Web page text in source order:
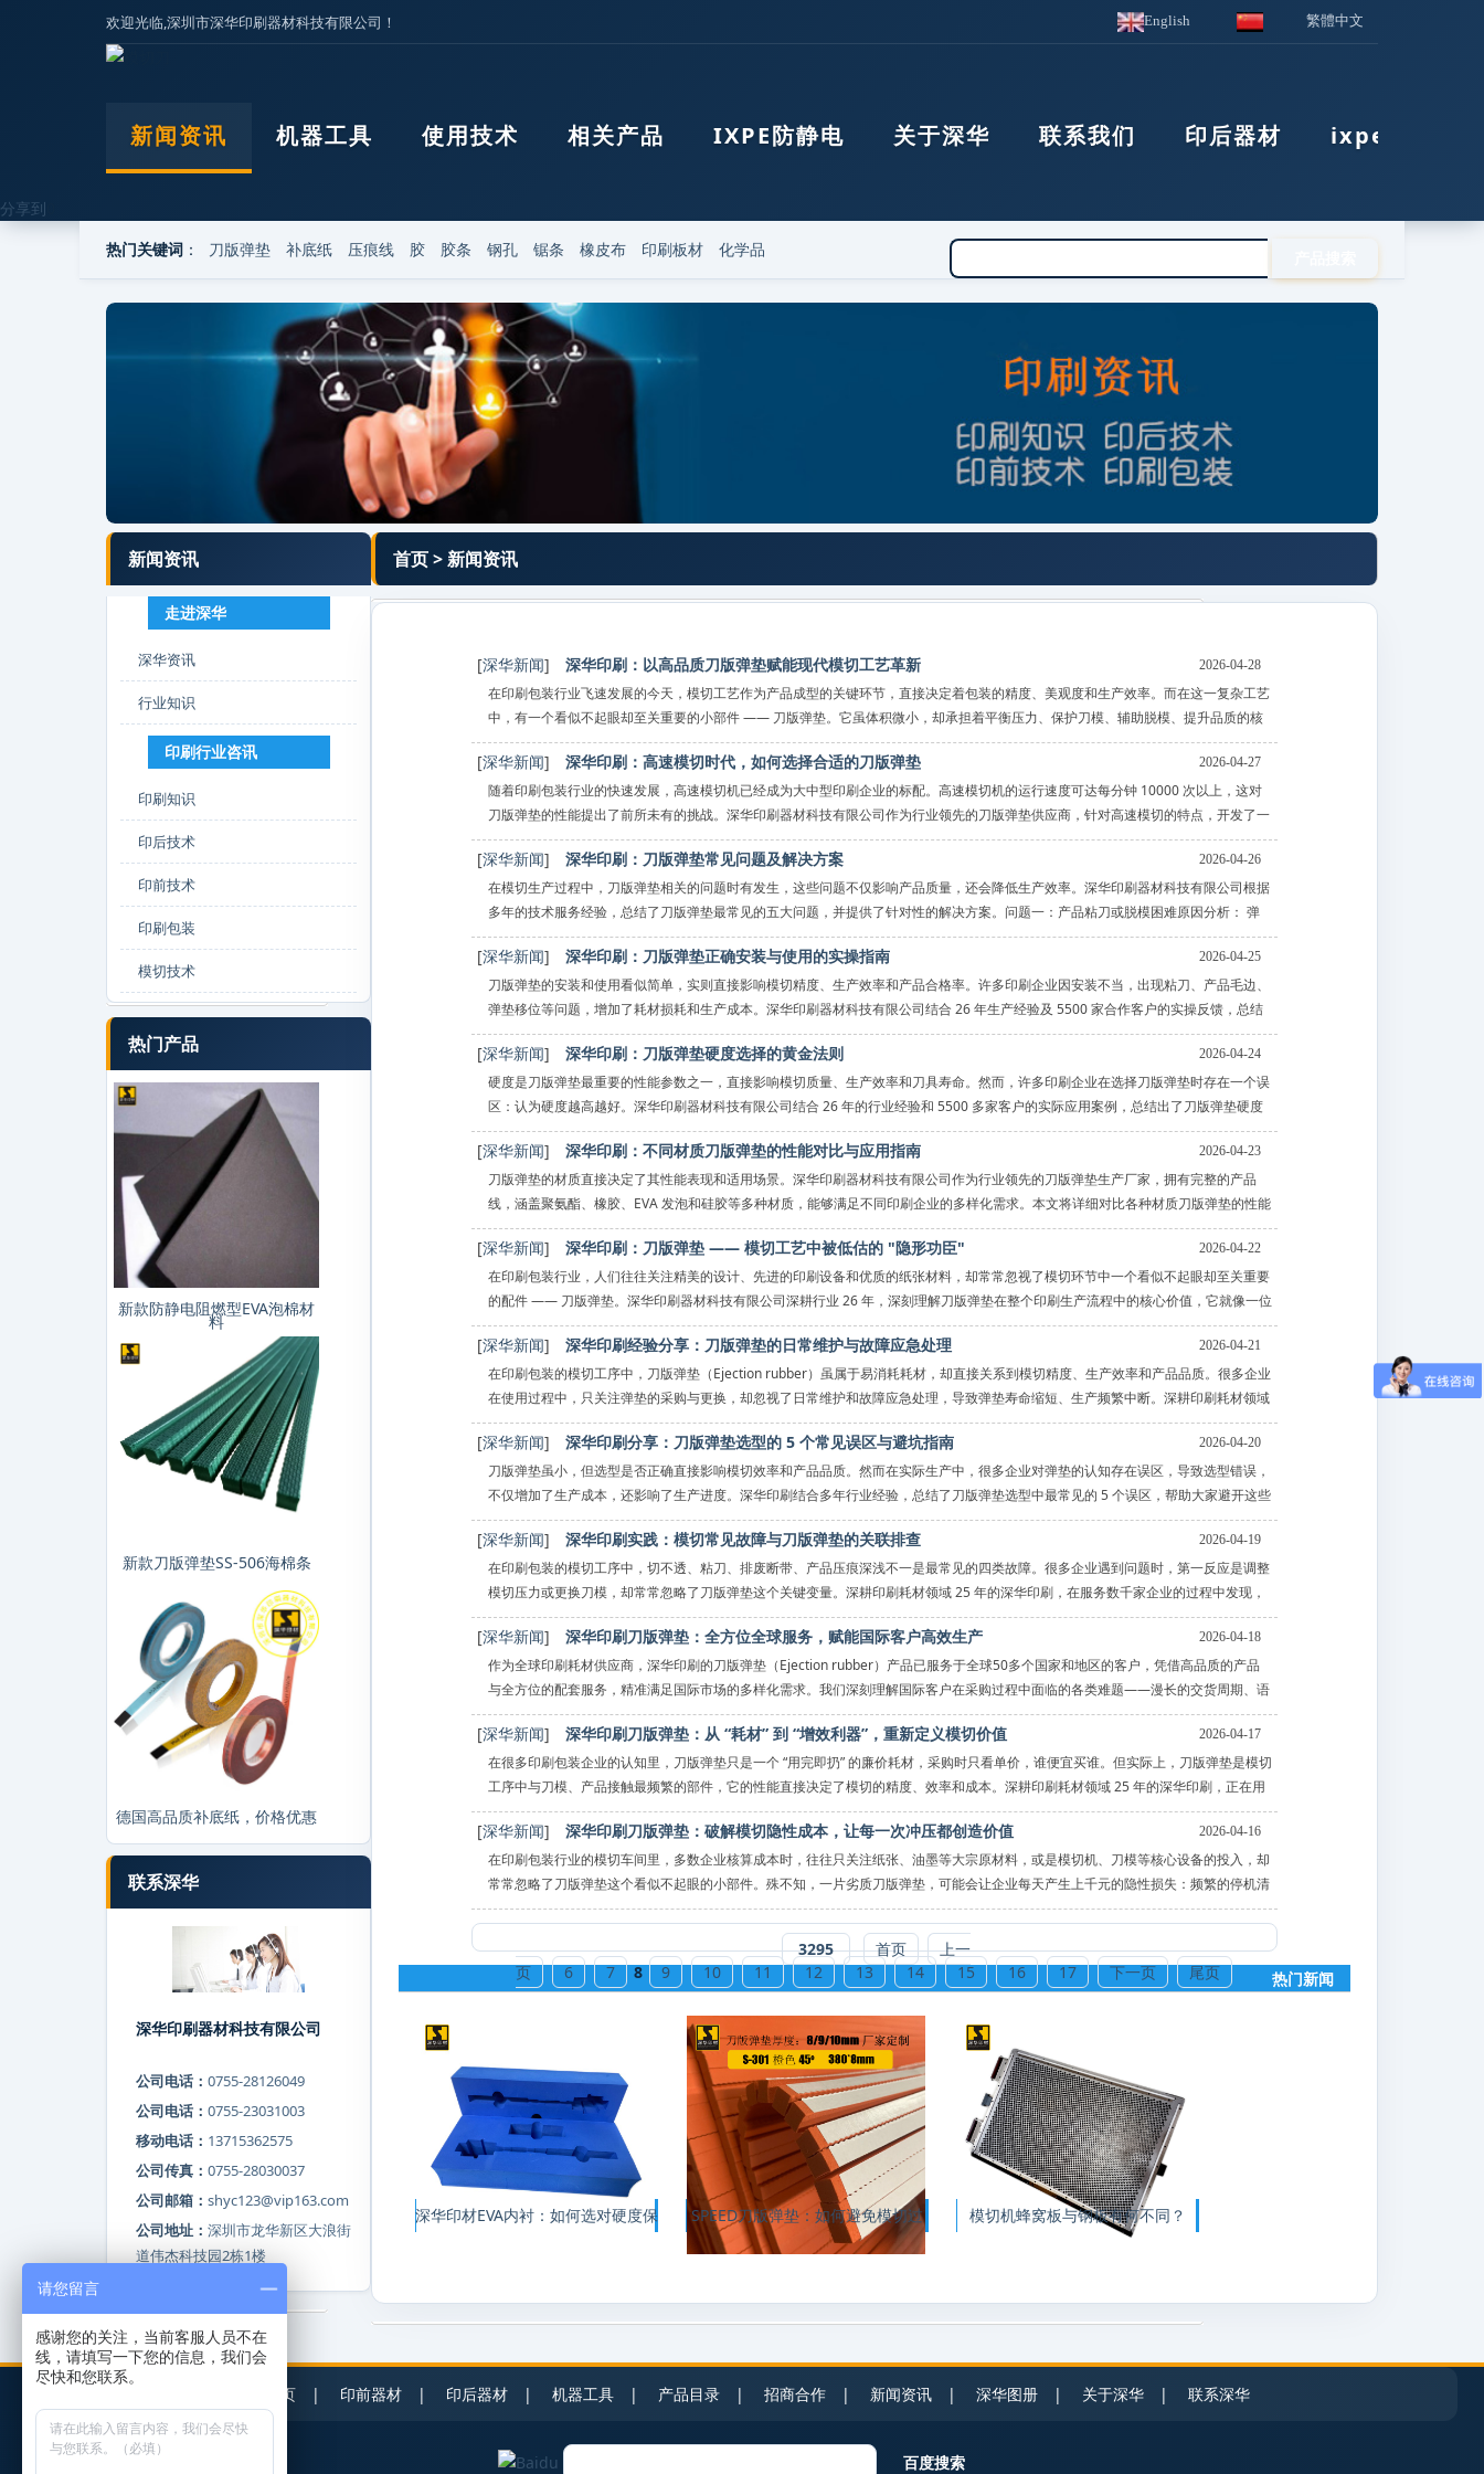
请您留言
感谢您的关注，当前客服人员不在
线，请填写一下您的信息，我们会
尽快和您联系。
欢迎光临,深圳市深华印刷器材科技有限公司！ English 繁體中文
新闻资讯 机器工具 使用技术 相关产品 IXPE防静电 关于深华 联系我们 印后器材 ixpe防静电棉
热门关键词 ： 刀版弹垫 补底纸 压痕线 胶 胶条 钢孔 锯条 橡皮布 印刷板材 化学品
分享到
首页>新闻资讯
[深华新闻] 深华印刷：以高品质刀版弹垫赋能现代模切工艺革新 2026-04-28
在印刷包装行业飞速发展的今天，模切工艺作为产品成型的关键环节，直接决定着包装的精度、美观度和生产效率。而在这一复杂工艺
中，有一个看似不起眼却至关重要的小部件 —— 刀版弹垫。它虽体积微小，却承担着平衡压力、保护刀模、辅助脱模、提升品质的核
心使
[深华新闻] 深华印刷：高速模切时代，如何选择合适的刀版弹垫 2026-04-27
随着印刷包装行业的快速发展，高速模切机已经成为大中型印刷企业的标配。高速模切机的运行速度可达每分钟 10000 次以上，这对
刀版弹垫的性能提出了前所未有的挑战。深华印刷器材科技有限公司作为行业领先的刀版弹垫供应商，针对高速模切的特点，开发了一
系列专用产品，并
[深华新闻] 深华印刷：刀版弹垫常见问题及解决方案 2026-04-26
在模切生产过程中，刀版弹垫相关的问题时有发生，这些问题不仅影响产品质量，还会降低生产效率。深华印刷器材科技有限公司根据
多年的技术服务经验，总结了刀版弹垫最常见的五大问题，并提供了针对性的解决方案。问题一：产品粘刀或脱模困难原因分析： 弹
垫硬度过低，回弹
[深华新闻] 深华印刷：刀版弹垫正确安装与使用的实操指南 2026-04-25
刀版弹垫的安装和使用看似简单，实则直接影响模切精度、生产效率和产品合格率。许多印刷企业因安装不当，出现粘刀、产品毛边、
弹垫移位等问题，增加了耗材损耗和生产成本。深华印刷器材科技有限公司结合 26 年生产经验及 5500 家合作客户的实操反馈，总结
出一套科学规范
[深华新闻] 深华印刷：刀版弹垫硬度选择的黄金法则 2026-04-24
硬度是刀版弹垫最重要的性能参数之一，直接影响模切质量、生产效率和刀具寿命。然而，许多印刷企业在选择刀版弹垫时存在一个误
区：认为硬度越高越好。深华印刷器材科技有限公司结合 26 年的行业经验和 5500 多家客户的实际应用案例，总结出了刀版弹垫硬度
选择的黄金法则
[深华新闻] 深华印刷：不同材质刀版弹垫的性能对比与应用指南 2026-04-23
刀版弹垫的材质直接决定了其性能表现和适用场景。深华印刷器材科技有限公司作为行业领先的刀版弹垫生产厂家，拥有完整的产品
线，涵盖聚氨酯、橡胶、EVA 发泡和硅胶等多种材质，能够满足不同印刷企业的多样化需求。本文将详细对比各种材质刀版弹垫的性能
特点，并给出针对
[深华新闻] 深华印刷：刀版弹垫 —— 模切工艺中被低估的 "隐形功臣" 2026-04-22
在印刷包装行业，人们往往关注精美的设计、先进的印刷设备和优质的纸张材料，却常常忽视了模切环节中一个看似不起眼却至关重要
的配件 —— 刀版弹垫。深华印刷器材科技有限公司深耕行业 26 年，深刻理解刀版弹垫在整个印刷生产流程中的核心价值，它就像一位
默
[深华新闻] 深华印刷经验分享：刀版弹垫的日常维护与故障应急处理 2026-04-21
在印刷包装的模切工序中，刀版弹垫（Ejection rubber）虽属于易消耗耗材，却直接关系到模切精度、生产效率和产品品质。很多企业
在使用过程中，只关注弹垫的采购与更换，却忽视了日常维护和故障应急处理，导致弹垫寿命缩短、生产频繁中断。深耕印刷耗材领域
25 年的深华印
[深华新闻] 深华印刷分享：刀版弹垫选型的 5 个常见误区与避坑指南 2026-04-20
刀版弹垫虽小，但选型是否正确直接影响模切效率和产品品质。然而在实际生产中，很多企业对弹垫的认知存在误区，导致选型错误，
不仅增加了生产成本，还影响了生产进度。深华印刷结合多年行业经验，总结了刀版弹垫选型中最常见的 5 个误区，帮助大家避开这些
坑。
误区一：
[深华新闻] 深华印刷实践：模切常见故障与刀版弹垫的关联排查 2026-04-19
在印刷包装的模切工序中，切不透、粘刀、排废断带、产品压痕深浅不一是最常见的四类故障。很多企业遇到问题时，第一反应是调整
模切压力或更换刀模，却常常忽略了刀版弹垫这个关键变量。深耕印刷耗材领域 25 年的深华印刷，在服务数千家企业的过程中发现，
超过 70% 的模切
[深华新闻] 深华印刷刀版弹垫：全方位全球服务，赋能国际客户高效生产 2026-04-18
作为全球印刷耗材供应商，深华印刷的刀版弹垫（Ejection rubber）产品已服务于全球50多个国家和地区的客户，凭借高品质的产品
与全方位的配套服务，精准满足国际市场的多样化需求。我们深刻理解国际客户在采购过程中面临的各类难题——漫长的交货周期、语
言沟
[深华新闻] 深华印刷刀版弹垫：从 “耗材” 到 “增效利器”，重新定义模切价值 2026-04-17
在很多印刷包装企业的认知里，刀版弹垫只是一个 “用完即扔” 的廉价耗材，采购时只看单价，谁便宜买谁。但实际上，刀版弹垫是模切
工序中与刀模、产品接触最频繁的部件，它的性能直接决定了模切的精度、效率和成本。深耕印刷耗材领域 25 年的深华印刷，正在用
[深华新闻] 深华印刷刀版弹垫：破解模切隐性成本，让每一次冲压都创造价值 2026-04-16
在印刷包装行业的模切车间里，多数企业核算成本时，往往只关注纸张、油墨等大宗原材料，或是模切机、刀模等核心设备的投入，却
常常忽略了刀版弹垫这个看似不起眼的小部件。殊不知，一片劣质刀版弹垫，可能会让企业每天产生上千元的隐性损失：频繁的停机清
废、居高不下的
3295 首页
上一
页
6 7 8 9 10 11 12 13 14 15 16 17 下一页 尾页 热门新闻
深华印材EVA内衬：如何选对硬度保
SPEED刀版弹垫：如何避免模切过
程
模切机蜂窝板与钢板有何不同？
新闻资讯
走进深华
深华资讯
行业知识
印刷行业咨讯
印刷知识
印后技术
印前技术
印刷包装
模切技术
热门产品
新款防静电阻燃型EVA泡棉材
料
新款刀版弹垫SS-506海棉条
德国高品质补底纸，价格优惠
联系深华
深华印刷器材科技有限公司
公司电话： 0755-28126049
公司电话： 0755-23031003
移动电话： 13715362575
公司传真： 0755-28030037
公司邮箱： shyc123@vip163.com
公司地址： 深圳市龙华新区大浪街
道伟杰科技园2栋1楼
深华首页 | 印前器材 | 印后器材 | 机器工具 | 产品目录 | 招商合作 | 新闻资讯 | 深华图册 | 关于深华 | 联系深华